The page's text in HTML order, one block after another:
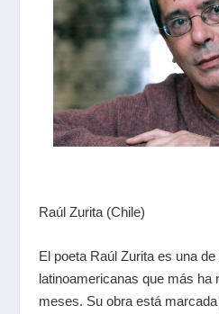
Raúl Zurita (Chile)
El poeta Raúl Zurita es una
latinoamericanas que más ha
meses. Su obra está